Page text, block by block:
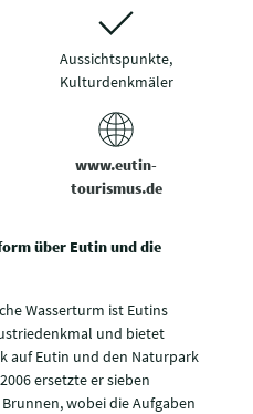
Aussichtspunkte,
Kulturdenkmäler
www.eutin-
tourismus.de
über Eutin und die
Wasserturm ist Eutins
und bietet
auf Eutin und den Naturpark
ersetzte er sieben
wobei die Aufgaben